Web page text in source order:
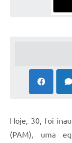
Hoje, 30, foi
(PAM), uma